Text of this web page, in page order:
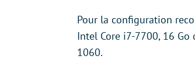
Pour la configuration
Intel Core i7-7700, 16 Go
1060.